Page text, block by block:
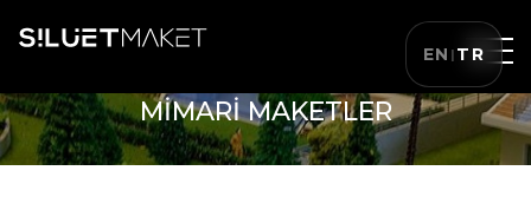
EN | TR
MİMARİ MAKETLER